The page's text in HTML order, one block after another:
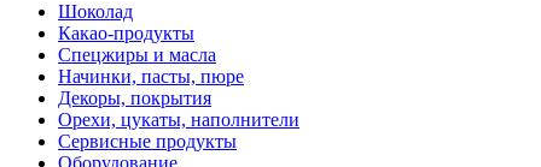
Шоколад
Какао-продукты
Спецжиры и масла
Начинки, пасты, пюре
Декоры, покрытия
Орехи, цукаты, наполнители
Сервисные продукты
Оборудование